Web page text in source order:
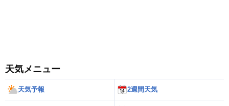
天気メニュー
天気予報 2週間天気